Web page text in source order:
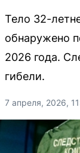
Тело 32-
обнаружено
2026 года.
гибели.
7 апреля, 2026,